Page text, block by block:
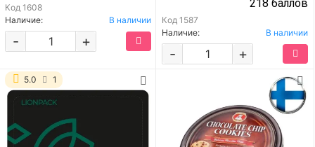
Код 1608
Наличие:
В наличии
+
-
218 баллов
Код 1587
Наличие:
В наличии
+
-
5.0 1